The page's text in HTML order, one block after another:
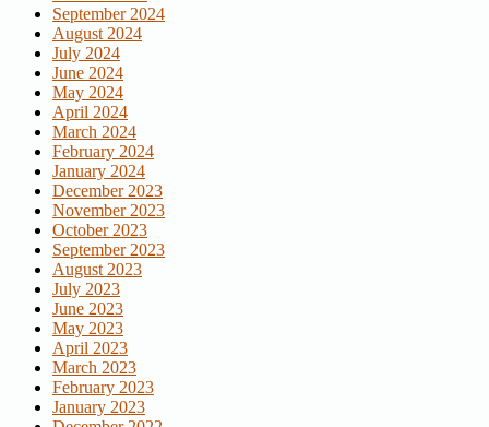
September 2024
August 2024
July 2024
June 2024
May 2024
April 2024
March 2024
February 2024
January 2024
December 2023
November 2023
October 2023
September 2023
August 2023
July 2023
June 2023
May 2023
April 2023
March 2023
February 2023
January 2023